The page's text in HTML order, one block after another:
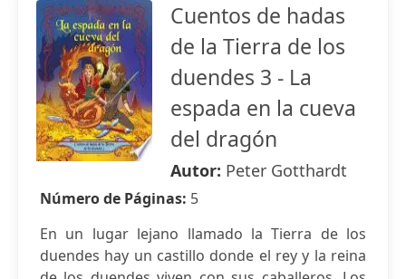
Cuentos de hadas
de la Tierra de los
duendes 3 - La
espada en la cueva
del dragón
Autor: Peter Gotthardt
Número de Páginas: 5
En un lugar lejano llamado la Tierra de los
duendes hay un castillo donde el rey y la reina